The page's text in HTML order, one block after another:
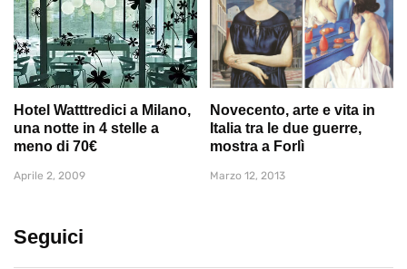
Hotel Watttredici a Milano,
una notte in 4 stelle a
meno di 70€
Aprile 2, 2009
Novecento, arte e vita in
Italia tra le due guerre,
mostra a Forlì
Marzo 12, 2013
Seguici